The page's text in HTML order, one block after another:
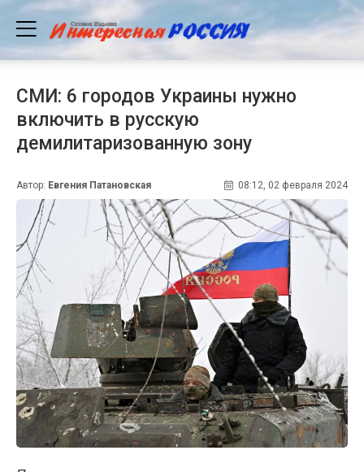
СМИ: 6 городов Украины нужно
включить в русскую
демилитаризованную зону
Автор: Евгения Патановская 08:12, 02 февраля 2024